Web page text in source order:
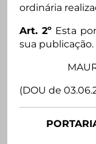
ordinária
Art. 2º Esta
sua publicação.
(DOU de